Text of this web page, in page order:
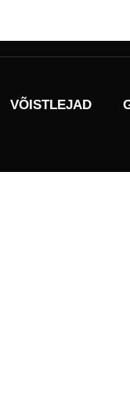
VÕISTLEJAD